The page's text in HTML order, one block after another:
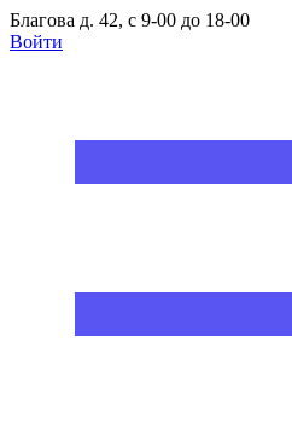
Благова д. 42, с 9-00 до 18-00
Войти